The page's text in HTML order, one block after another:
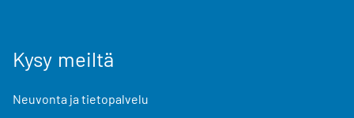
Kysy meiltä
Neuvonta ja tietopalvelu